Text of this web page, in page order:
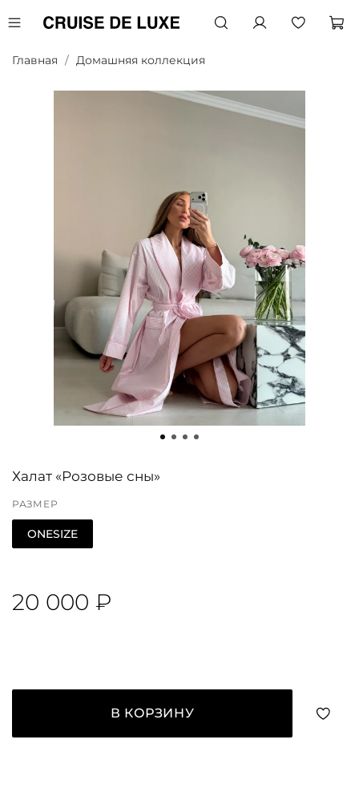
Главная Домашняя коллекция
Халат «Розовые сны»
РАЗМЕР
ONESIZE
20 000 ₽
В КОРЗИНУ